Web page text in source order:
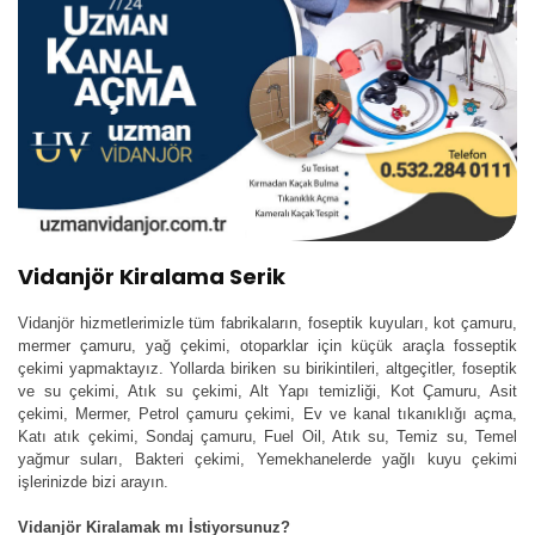
Vidanjör Kiralama Serik
Vidanjör hizmetlerimizle tüm fabrikaların, foseptik kuyuları, kot çamuru,
mermer çamuru, yağ çekimi, otoparklar için küçük araçla fosseptik
çekimi yapmaktayız. Yollarda biriken su birikintileri, altgeçitler, foseptik
ve su çekimi, Atık su çekimi, Alt Yapı temizliği, Kot Çamuru, Asit
çekimi, Mermer, Petrol çamuru çekimi, Ev ve kanal tıkanıklığı açma,
Katı atık çekimi, Sondaj çamuru, Fuel Oil, Atık su, Temiz su, Temel
yağmur suları, Bakteri çekimi, Yemekhanelerde yağlı kuyu çekimi
işlerinizde bizi arayın.
Vidanjör Kiralamak mı İstiyorsunuz?